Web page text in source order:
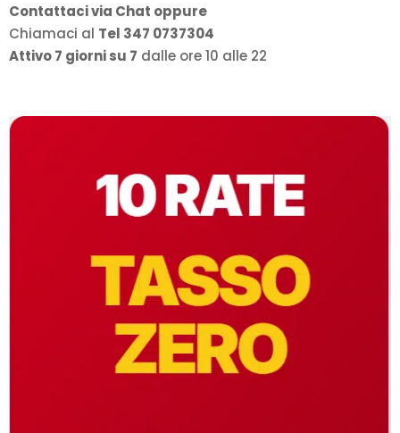
Contattaci via Chat oppure
Chiamaci al Tel 347 0737304
Attivo 7 giorni su 7 dalle ore 10 alle 22